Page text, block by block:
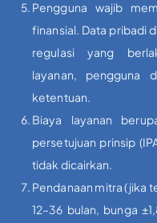
Pengguna wajib
finansial. Data pribadi
regulasi yang
layanan, pengguna
ketentuan.
Biaya layanan
persetujuan prinsip
tidak dicairkan.
Pendanaan mitra (jika
12–36 bulan, bunga